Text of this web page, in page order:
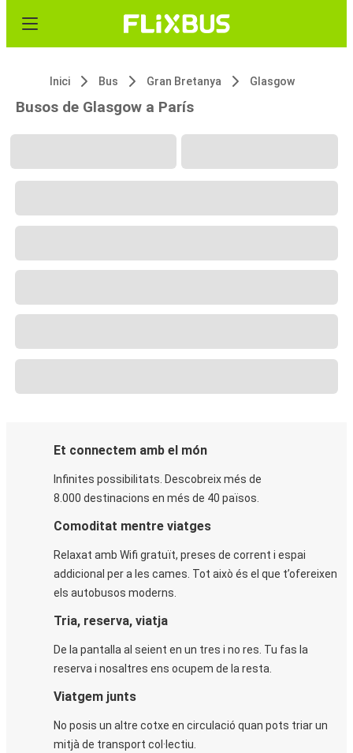
Inici Bus Gran Bretanya Glasgow
Busos de Glasgow a París
Et connectem amb el món
Infinites possibilitats. Descobreix més de
8.000 destinacions en més de 40 països.
Comoditat mentre viatges
Relaxat amb Wifi gratuït, preses de corrent i espai
addicional per a les cames. Tot això és el que t’ofereixen
els autobusos moderns.
Tria, reserva, viatja
De la pantalla al seient en un tres i no res. Tu fas la
reserva i nosaltres ens ocupem de la resta.
Viatgem junts
No posis un altre cotxe en circulació quan pots triar un
mitjà de transport col·lectiu.